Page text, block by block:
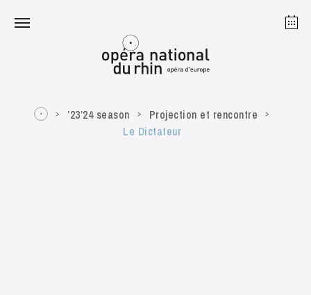
Strasbourg
’23’24 season
Projection et rencontre
Le Dictateur